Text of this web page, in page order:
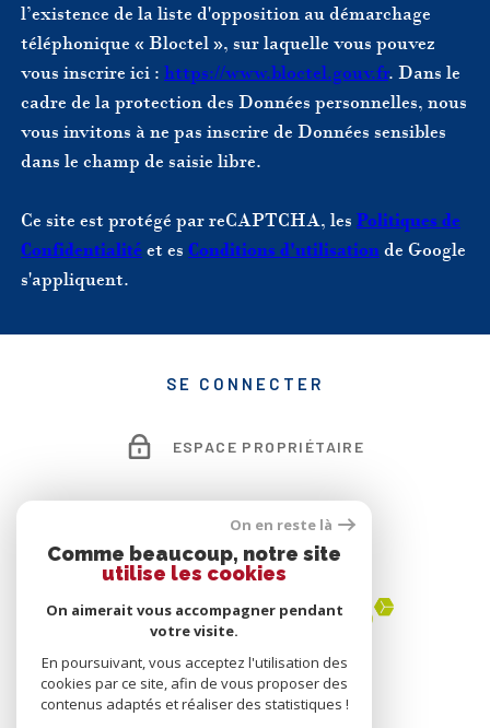
l’existence de la liste d'opposition au démarchage
téléphonique « Bloctel », sur laquelle vous pouvez
vous inscrire ici : https://www.bloctel.gouv.fr. Dans le
cadre de la protection des Données personnelles, nous
vous invitons à ne pas inscrire de Données sensibles
dans le champ de saisie libre.
Ce site est protégé par reCAPTCHA, les Politiques de
Confidentialitéet es Conditions d'utilisationde Google
s'appliquent.
SE CONNECTER
ESPACE PROPRIÉTAIRE
ADHÉRENTS
On en reste là
Comme beaucoup, notre site
utilise les cookies
On aimerait vous accompagner pendant
votre visite.
En poursuivant, vous acceptez l'utilisation des
cookies par ce site, afin de vous proposer des
contenus adaptés et réaliser des statistiques !